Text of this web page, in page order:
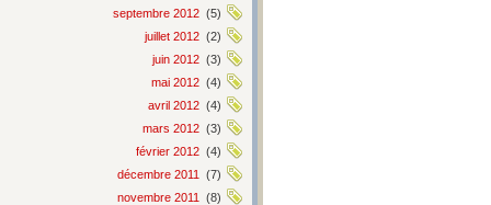
septembre 2012 (5)
juillet 2012 (2)
juin 2012 (3)
mai 2012 (4)
avril 2012 (4)
mars 2012 (3)
février 2012 (4)
décembre 2011
(7)
novembre 2011
(8)